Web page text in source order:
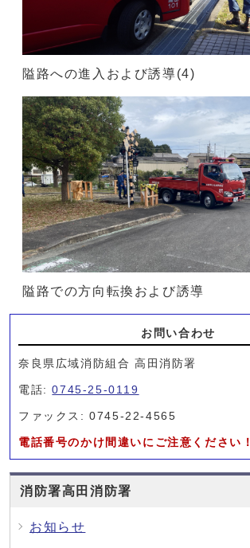
隘路への進入および誘導(4)
隘路での方向転換および誘導
お問い合わせ
奈良県広域消防組合 高田消防署
電話:0745-25-0119
ファックス: 0745-22-4565
電話番号のかけ間違いにご注意ください！
消防署高田消防署
お知らせ